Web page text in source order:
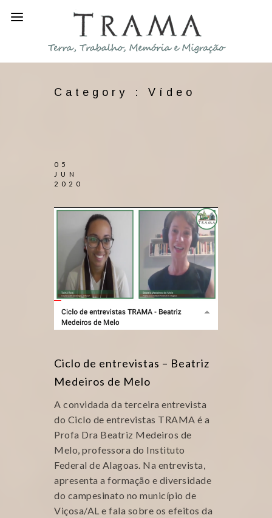
Category : Vídeo
05
JUN
2020
Ciclo de entrevistas – Beatriz
Medeiros de Melo
A convidada da terceira entrevista
do Ciclo de entrevistas TRAMA é a
Profa Dra Beatriz Medeiros de
Melo, professora do Instituto
Federal de Alagoas. Na entrevista,
apresenta a formação e diversidade
do campesinato no município de
Viçosa/AL e fala sobre os efeitos da